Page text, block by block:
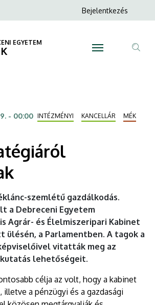
Anonim
menüje
Bejelentkezés
EGYETEM
- 00:00 INTÉZMÉNYI KANCELLÁR
MÉK
szemlétű gazdálkodás.
a Debreceni Egyetem
Agrár- és Élelmiszeripari Kabinet
ülésén, a Parlamentben. A tagok a
vitatták meg az
lehetőségeit.
célja az volt, hogy a kabinet
illetve a pénzügyi és a gazdasági